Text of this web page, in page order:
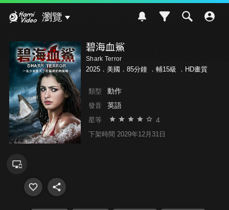
瀏覽
碧海血鯊
Shark Terror
2025．美國．85分鐘 ． 輔15級 ．HD畫質
類型 動作
發音 英語
星等 4
下架時間 2029年12月31日